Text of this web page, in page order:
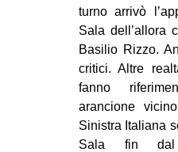
turno arrivò
Sala dell’allora
Basilio Rizzo.
critici. Altre
fanno
arancione
Sinistra Italiana
Sala fin dal